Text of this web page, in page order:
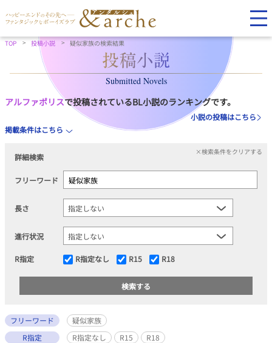
TOP 投稿小説 疑似家族の検索結果
Submitted Novels
アルファポリスで投稿されているBL小説のランキングです。
小説の投稿はこちら
掲載条件はこちら
詳細検索
×検索条件をクリアする
フリーワード
長さ
進行状況
R指定 R指定なし R15 R18
フリーワード
疑似家族
R指定
R指定なし R15 R18